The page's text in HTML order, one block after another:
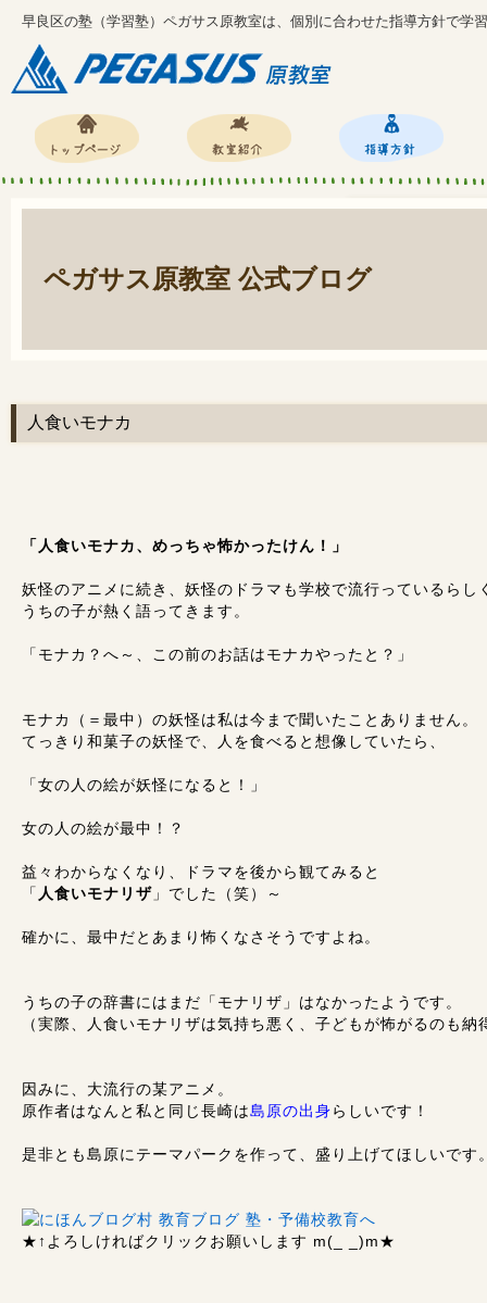
早良区の塾（学習塾）ペガサス原教室は、個別に合わせた指導方針で学
ペガサス原教室 公式ブログ
人食いモナカ
「人食いモナカ、めっちゃ怖かったけん！」
妖怪のアニメに続き、妖怪のドラマも学校で流行っているらし
うちの子が熱く語ってきます。
「モナカ？へ～、この前のお話はモナカやったと？」
モナカ（＝最中）の妖怪は私は今まで聞いたことありません。
てっきり和菓子の妖怪で、人を食べると想像していたら、
「女の人の絵が妖怪になると！」
女の人の絵が最中！？
益々わからなくなり、ドラマを後から観てみると
「 人食いモナリザ 」でした（笑）～
確かに、最中だとあまり怖くなさそうですよね。
うちの子の辞書にはまだ「モナリザ」はなかったようです。
（実際、人食いモナリザは気持ち悪く、子どもが怖がるのも納
因みに、大流行の某アニメ。
原作者はなんと私と同じ長崎は島原の出身らしいです！
是非とも島原にテーマパークを作って、盛り上げてほしいです
★↑ よろしければクリックお願いします m(_ _)m★